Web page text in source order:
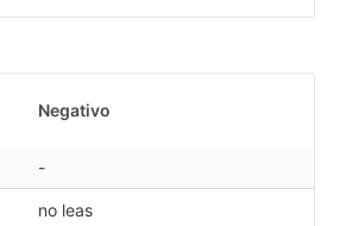
Negativo
-
no leas